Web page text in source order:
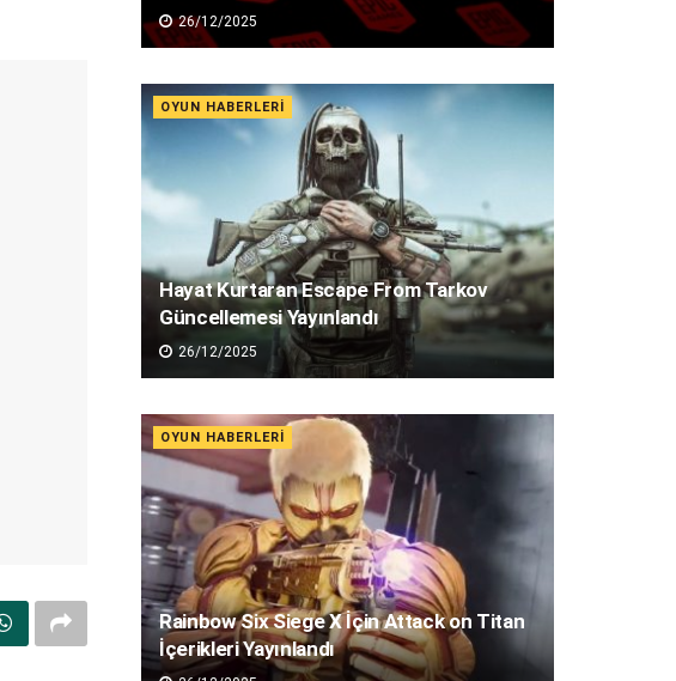
26/12/2025
OYUN HABERLERI
Hayat Kurtaran Escape From Tarkov
Güncellemesi Yayınlandı
26/12/2025
OYUN HABERLERI
Rainbow Six Siege X İçin Attack on Titan
İçerikleri Yayınlandı